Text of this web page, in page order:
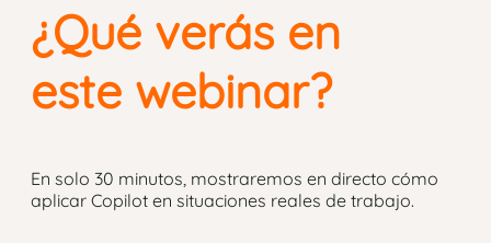
¿Qué verás en
este webinar?
En solo 30 minutos, mostraremos en directo cómo
aplicar Copilot en situaciones reales de trabajo.